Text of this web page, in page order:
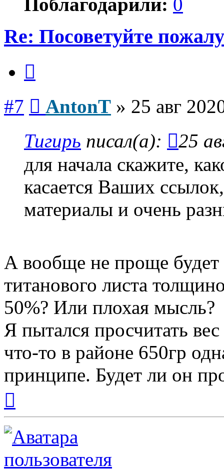
Re: Посоветуйте
#7 AntonT » 25 авг
Тигирь писал(а):
25
для начала скажите,
касается Ваших
материалы и очень
А вообще не проще будет
титанового листа
50%? Или плохая мысль?
Я пытался просчитать
что-то в районе 650гр
принципе. Будет ли он
началу